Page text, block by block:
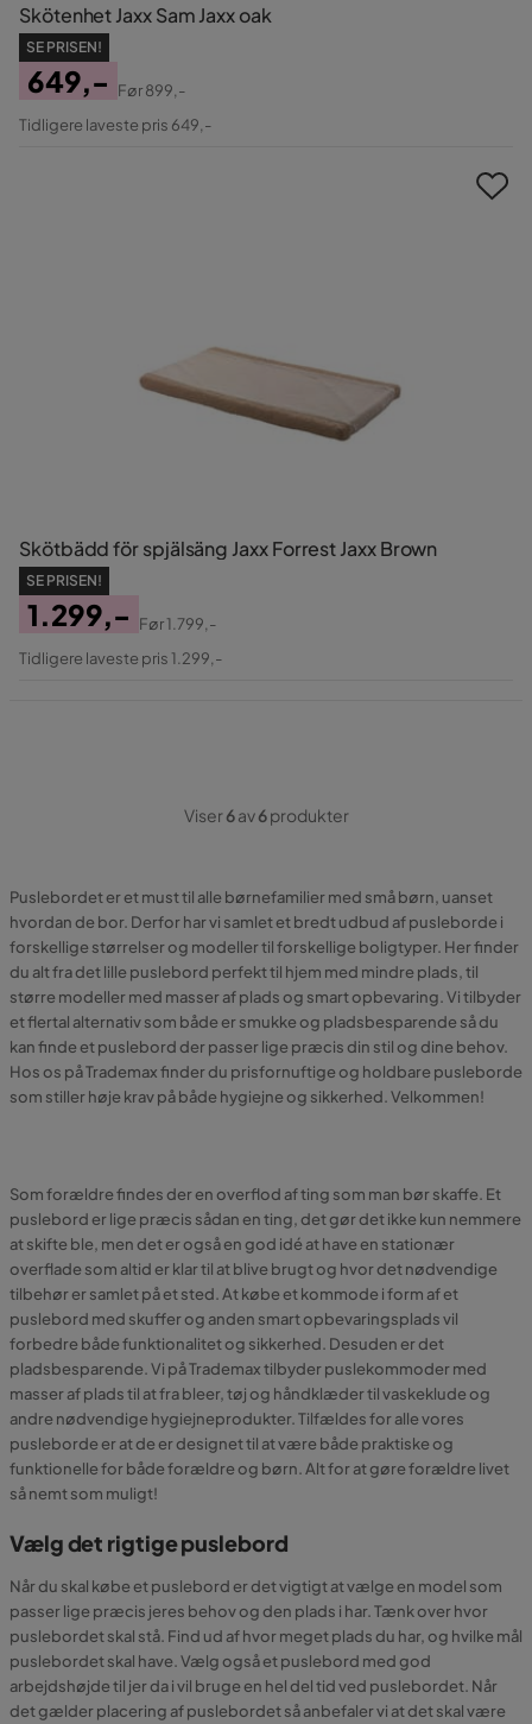
Skötenhet Jaxx Sam Jaxx oak
SE PRISEN!
Pris
649,-
Original
Før899,-
Tidligere laveste pris 649,-
Skötbädd för spjälsäng Jaxx Forrest Jaxx Brown
SE PRISEN!
Pris
1.299,-
Original
Før1.799,-
Tidligere laveste pris 1.299,-
Viser6av6produkter
Puslebordet er et must til alle børnefamilier med små børn, uanset
hvordan de bor. Derfor har vi samlet et bredt udbud af pusleborde i
forskellige størrelser og modeller til forskellige boligtyper. Her finder
du alt fra det lille puslebord perfekt til hjem med mindre plads, til
større modeller med masser af plads og smart opbevaring. Vi tilbyder
et flertal alternativ som både er smukke og pladsbesparende så du
kan finde et puslebord der passer lige præcis din stil og dine behov.
Hos os på Trademax finder du prisfornuftige og holdbare pusleborde
som stiller høje krav på både hygiejne og sikkerhed. Velkommen!
Som forældre findes der en overflod af ting som man bør skaffe. Et
puslebord er lige præcis sådan en ting, det gør det ikke kun nemmere
at skifte ble, men det er også en god idé at have en stationær
overflade som altid er klar til at blive brugt og hvor det nødvendige
tilbehør er samlet på et sted. At købe et kommode i form af et
puslebord med skuffer og anden smart opbevaringsplads vil
forbedre både funktionalitet og sikkerhed. Desuden er det
pladsbesparende. Vi på Trademax tilbyder puslekommoder med
masser af plads til at fra bleer, tøj og håndklæder til vaskeklude og
andre nødvendige hygiejneprodukter. Tilfældes for alle vores
pusleborde er at de er designet til at være både praktiske og
funktionelle for både forældre og børn. Alt for at gøre forældre livet
så nemt som muligt!
Vælg det rigtige puslebord
Når du skal købe et puslebord er det vigtigt at vælge en model som
passer lige præcis jeres behov og den plads i har. Tænk over hvor
puslebordet skal stå. Find ud af hvor meget plads du har, og hvilke mål
puslebordet skal have. Vælg også et puslebord med god
arbejdshøjde til jer da i vil bruge en hel del tid ved puslebordet. Når
det gælder placering af puslebordet så anbefaler vi at det skal være